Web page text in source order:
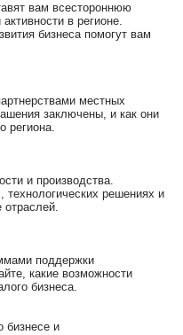
вам всестороннюю
в регионе.
бизнеса помогут вам
местных
заключены, и как они
региона.
и производства.
технологических решениях и
отраслей.
поддержки
какие возможности
бизнеса.
бизнесе и